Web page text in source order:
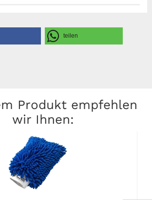
teilen
Produkt empfehlen
wir Ihnen: